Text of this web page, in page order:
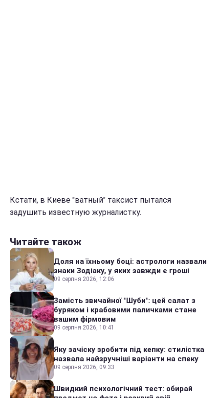
Кстати, в Киеве "ватный" таксист пытался
задушить известную журналистку.
Читайте також
Доля на їхньому боці: астрологи назвали
знаки Зодіаку, у яких завжди є гроші
09 серпня 2026, 12:06
Замість звичайної "Шуби": цей салат з
буряком і крабовими паличками стане
вашим фірмовим
09 серпня 2026, 10:41
Яку зачіску зробити під кепку: стилістка
назвала найзручніші варіанти на спеку
09 серпня 2026, 09:33
Швидкий психологічний тест: обирай